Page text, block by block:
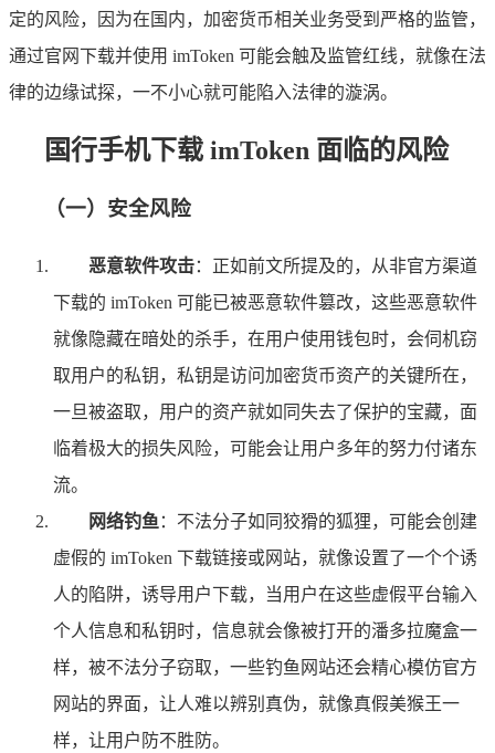
定的风险，因为在国内，加密货币相关业务受到严格的监管，
通过官网下载并使用 imToken 可能会触及监管红线，就像在法
律的边缘试探，一不小心就可能陷入法律的漩涡。
国行手机下载 imToken 面临的风险
（一）安全风险
恶意软件攻击：正如前文所提及的，从非官方渠道
下载的 imToken 可能已被恶意软件篡改，这些恶意软件
就像隐藏在暗处的杀手，在用户使用钱包时，会伺机窃
取用户的私钥，私钥是访问加密货币资产的关键所在，
一旦被盗取，用户的资产就如同失去了保护的宝藏，面
临着极大的损失风险，可能会让用户多年的努力付诸东
流。
网络钓鱼 ：不法分子如同狡猾的狐狸，可能会创建
虚假的 imToken 下载链接或网站，就像设置了一个个诱
人的陷阱，诱导用户下载，当用户在这些虚假平台输入
个人信息和私钥时，信息就会像被打开的潘多拉魔盒一
样，被不法分子窃取，一些钓鱼网站还会精心模仿官方
网站的界面，让人难以辨别真伪，就像真假美猴王一
样，让用户防不胜防。